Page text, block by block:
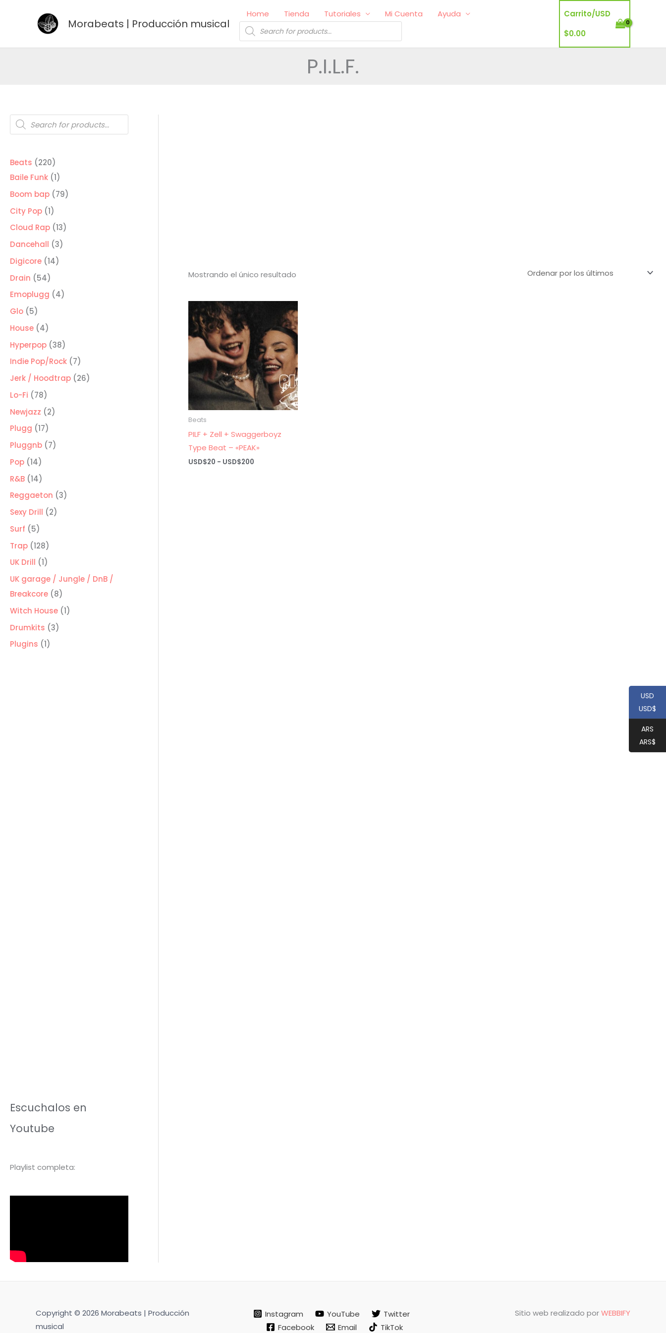
Morabeats | Producción musical
Home Tienda Tutoriales Mi Cuenta
Ayuda
Búsqueda
de
productos
Carrito/USD
$0.00
P.I.L.F.
Búsqueda
de
productos
Beats 220220
productos
Baile Funk 11
producto
Boom bap 7979
City Pop 11
producto
Cloud Rap 1313
Dancehall 33
Digicore 1414
Drain 5454
productos
Emoplugg 44
Glo 55
productos
House 44
productos
Hyperpop 3838
productos
Indie Pop/Rock 77
productos
Jerk / Hoodtrap 2626
Lo-Fi 7878
productos
Newjazz 22
Plugg 1717
productos
Pluggnb 77
Pop 1414
productos
R&B 1414
productos
Reggaeton 33
Sexy Drill 22
Surf 55
productos
Trap 128128
productos
UK Drill 11
producto
UK garage / Jungle / DnB /
Breakcore
88
productos
Witch House 11
Drumkits 33
Plugins 11
Escuchalos en
Youtube
Playlist completa:
Mostrando el único resultado
Beats
PILF + Zell + Swaggerboyz
Type Beat – «PEAK»
USD$20 - USD$200Rango
Copyright © 2026 Morabeats | Producción
musical
Instagram YouTube
Twitter
Facebook
Email TikTok
Sitio web realizado porWEBBIFY
USD
USD$
ARS
ARS$